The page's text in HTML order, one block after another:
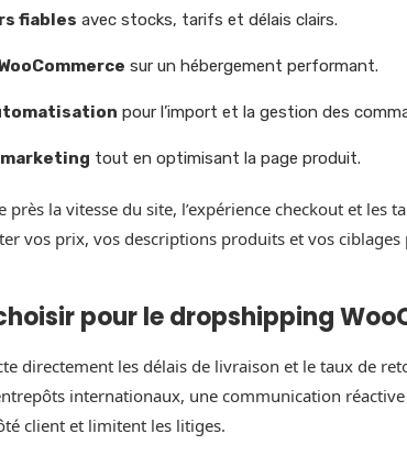
fiables avec stocks, tarifs et délais clairs.
sur un hébergement performant.
pour l’import et la gestion des
marketing tout en optimisant la page produit.
la vitesse du site, l’expérience checkout et les
vos prix, vos descriptions produits et vos
pour le dropshipping
directement les délais de livraison et le taux de
internationaux, une communication
client et limitent les litiges.